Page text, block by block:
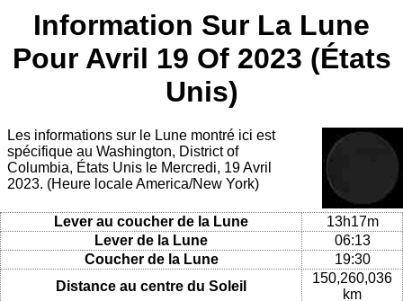
Information Sur La Lune
Pour Avril 19 Of 2023 (États
Unis)
Les informations sur le Lune montré ici est
spécifique au Washington, District of
Columbia, États Unis le Mercredi, 19 Avril
2023. (Heure locale America/New York)
Lever au coucher de la Lune
13h17m
Lever de la Lune
06:13
Coucher de la Lune
19:30
Distance au centre du Soleil
150,260,036
km